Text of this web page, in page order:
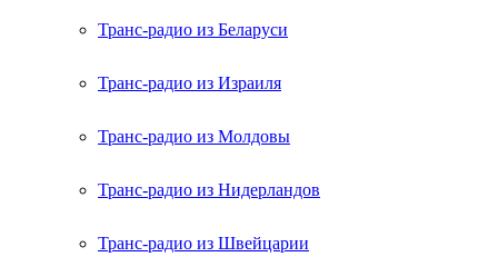
Транс-радио из Беларуси
Транс-радио из Израиля
Транс-радио из Молдовы
Транс-радио из Нидерландов
Транс-радио из Швейцарии